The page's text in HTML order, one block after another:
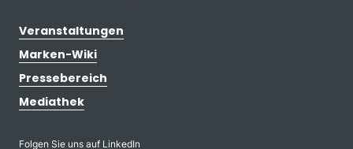
Veranstaltungen
Marken-Wiki
Pressebereich
Mediathek
Folgen Sie uns auf LinkedIn